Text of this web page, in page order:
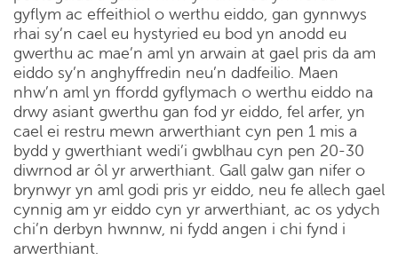
gyflym ac effeithiol o werthu eiddo, gan gynnwys
rhai sy’n cael eu hystyried eu bod yn anodd eu
gwerthu ac mae’n aml yn arwain at gael pris da am
eiddo sy’n anghyffredin neu’n dadfeilio. Maen
nhw’n aml yn ffordd gyflymach o werthu eiddo na
drwy asiant gwerthu gan fod yr eiddo, fel arfer, yn
cael ei restru mewn arwerthiant cyn pen 1 mis a
bydd y gwerthiant wedi’i gwblhau cyn pen 20-30
diwrnod ar ôl yr arwerthiant. Gall galw gan nifer o
brynwyr yn aml godi pris yr eiddo, neu fe allech gael
cynnig am yr eiddo cyn yr arwerthiant, ac os ydych
chi’n derbyn hwnnw, ni fydd angen i chi fynd i
arwerthiant.